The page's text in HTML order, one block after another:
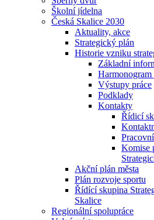
Školní jídelna
Česká Skalice 2030
Aktuality, akce
Strategický plán
Historie vzniku
Základní
Harmonogram
Výstupy práce
Podklady
Kontakty
Řídicí
Komise
Akční plán města
Plán rozvoje sportu
Řídící skupina
Skalice
Regionální spolupráce